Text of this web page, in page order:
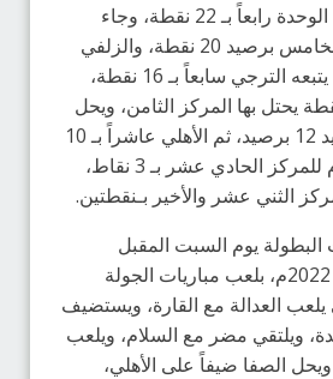
ثالثاً بـ 27 نقطة، ثم الوحدة رابعاً بـ 22 نقطة، وجاء
الصفا في المركز الخامس برصيد 20 نقطة، والزلفي
سادساً بـ 17 نقطة، يتبعه الترجي سابعاً بـ 16 نقطة،
القارة 15 نقطة يحتل بها المركز الثامن، ويحل
المحيط تاسعاً برصيد 12 برصيد، ثم الأهلي عاشراً بـ 10
نقاط، وتقدم السلام للمركز الحادي عشر بـ 3 نقاط،
الثني عشر والأخير بـنقطتين.
يوم السبت المقبل
الموافق 26 مارس 2022م، بلعب مباريات الجولة
يلعب العدالة مع القارة، ويستضيف
ويلتقي مضر مع السلام، ويلعب
الصفا ضيفاً على الأهلي،